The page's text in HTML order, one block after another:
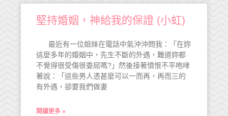
堅持婚姻，神給我的保證 (小虹)
最近有一位姐妹在電話中氣沖沖問我：「在妳
這麼多年的婚姻中，先生不斷的外遇，難道妳都
不覺得很受傷很委屈嗎?」然後接著憤恨不平咆哮
著說：「這些男人憑甚麼可以一而再，再而三的
有外遇，卻要我們做妻
閱讀更多 »